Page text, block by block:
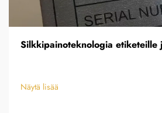
Silkkipainoteknologia etiketeille
Näytä lisää